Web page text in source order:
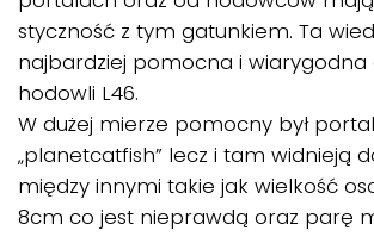
styczność z tym gatunkiem. Ta
najbardziej pomocna i wiarygodna
hodowli L46.
W dużej mierze pomocny był portal
„planetcatfish” lecz i tam widnieją
między innymi takie jak wielkość
8cm co jest nieprawdą oraz parę